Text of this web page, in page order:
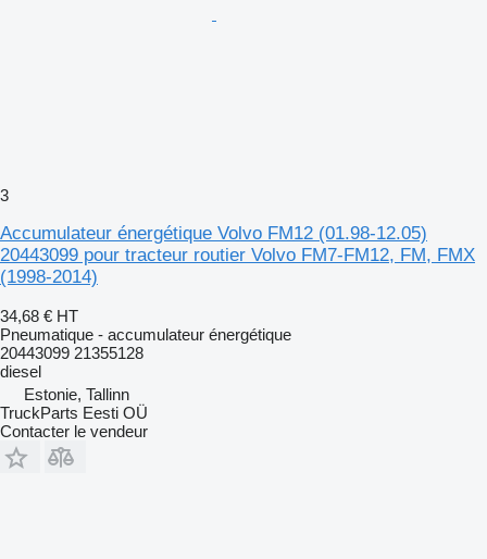
3
Accumulateur énergétique Volvo FM12 (01.98-12.05)
20443099 pour tracteur routier Volvo FM7-FM12, FM, FMX
(1998-2014)
34,68 € HT
Pneumatique - accumulateur énergétique
20443099 21355128
diesel
Estonie, Tallinn
TruckParts Eesti OÜ
Contacter le vendeur